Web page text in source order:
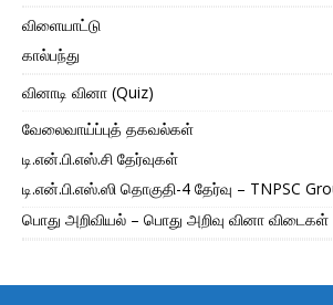
விளையாட்டு
கால்பந்து
வினாடி வினா (Quiz)
வேலைவாய்ப்புத் தகவல்கள்
டி.என்.பி.எஸ்.சி தேர்வுகள்
டி.என்.பி.எஸ்.ஸி தொகுதி-4 தேர்வு – TNPSC
பொது அறிவியல் – பொது அறிவு வினா விடைகள்